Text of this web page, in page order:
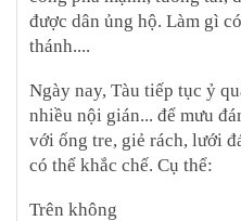
được dân ủng hộ. Làm gì
thánh....
Ngày nay, Tàu tiếp tục ỷ
nhiều nội gián... để mưu
với ống tre, giẻ rách, lưới
có thể khắc chế. Cụ thể:
Trên không